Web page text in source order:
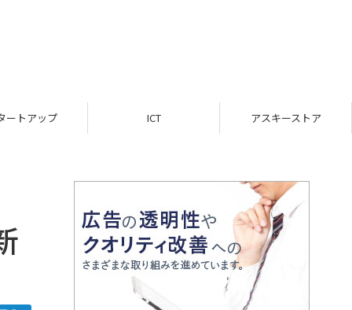
ICT アスキーストア インフォメーション